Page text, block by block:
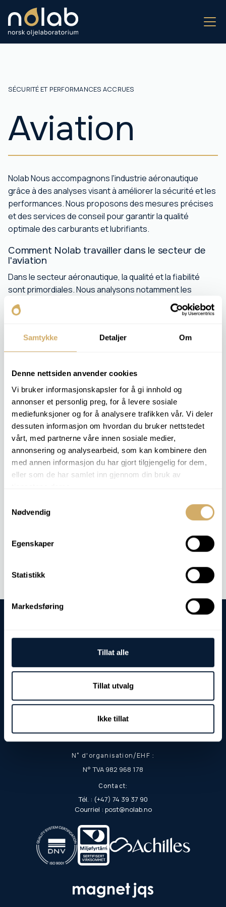
Samtykke Detaljer Om
Denne nettsiden anvender cookies
Vi bruker informasjonskapsler for å gi innhold og
annonser et personlig preg, for å levere sosiale
mediefunksjoner og for å analysere trafikken vår. Vi deler
dessuten informasjon om hvordan du bruker nettstedet
vårt, med partnerne våre innen sosiale medier,
annonsering og analysearbeid, som kan kombinere den
med annen informasjon du har gjort tilgjengelig for dem,
eller som de har samlet inn gjennom din bruk av
Nødvendig
Egenskaper
Statistikk
Markedsføring
Tillat alle
Tillat utvalg
Ikke tillat
SÉCURITÉ ET PERFORMANCES ACCRUES
Aviation
Nolab Nous accompagnons l'industrie aéronautique
grâce à des analyses visant à améliorer la sécurité et les
performances. Nous proposons des mesures précises
et des services de conseil pour garantir la qualité
optimale des carburants et lubrifiants.
Comment Nolab travailler dans le secteur de
l'aviation
Dans le secteur aéronautique, la qualité et la fiabilité
sont primordiales. Nous analysons notamment les
carburants et les lubrifiants utilisés dans les avions et
les hélicoptères afin de garantir leur conformité aux
opérationnels.
Fonctionnement sûr et prévisible du moteur
Détection précoce de la pollution
Documentation relative à la maintenance et à la
conformité réglementaire
COMPOSANTS PERTINENTS
Moteur
Contactez-nous
Adresse de visite et de livraison :
Fjordgata 8
7900 Rørvik
Adresse postale :
N° d'organisation/EHF :
N° TVA 982 968 178
Contact:
Tél. : (+47) 74 39 37 90
Courriel : post@nolab.no